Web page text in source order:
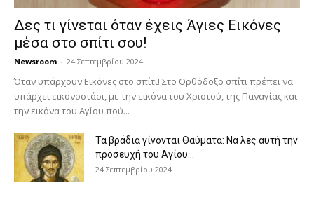
Δες τι γίνεται όταν έχεις Άγιες Εικόνες
μέσα στο σπίτι σου!
Newsroom - 24 Σεπτεμβρίου 2024
Όταν υπάρχουν Εικόνες στο σπίτι! Στο Ορθόδοξο σπίτι πρέπει να
υπάρχει εικονοστάσι, με την εικόνα του Χριστού, της Παν­αγίας και
την εικόνα του Αγίου πού...
Τα βράδια γίνονται Θαύματα: Να λες αυτή την
προσευχή του Αγίου...
24 Σεπτεμβρίου 2024